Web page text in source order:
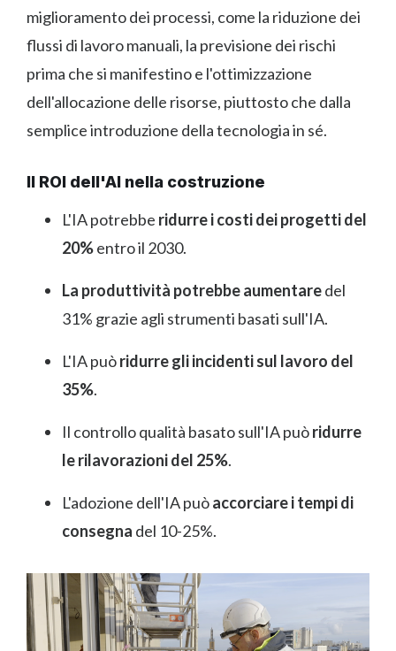
miglioramento dei processi, come la riduzione dei
flussi di lavoro manuali, la previsione dei rischi
prima che si manifestino e l'ottimizzazione
dell'allocazione delle risorse, piuttosto che dalla
semplice introduzione della tecnologia in sé.
Il ROI dell'AI nella costruzione
L'IA potrebbe ridurre i costi dei progetti del
20%entro il 2030.
La produttività potrebbe aumentaredel
31% grazie agli strumenti basati sull'IA.
L'IA puòridurre gli incidenti sul lavoro del
35%.
Il controllo qualità basato sull'IA puòridurre
le rilavorazioni del 25%.
L'adozione dell'IA puòaccorciare i tempi di
consegna del 10-25%.